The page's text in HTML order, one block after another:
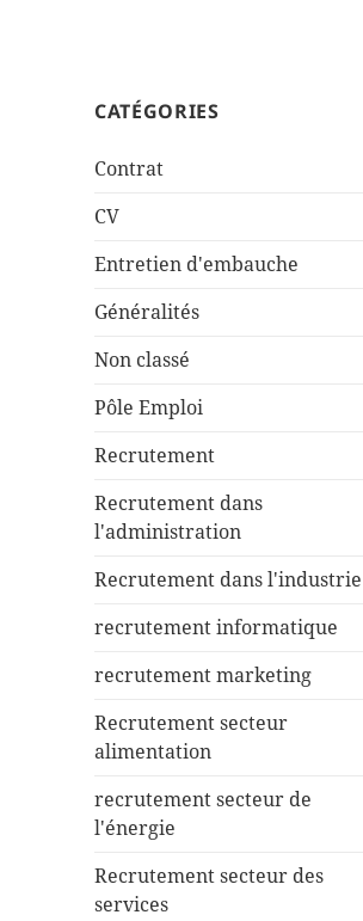
CATÉGORIES
Contrat
CV
Entretien d'embauche
Généralités
Non classé
Pôle Emploi
Recrutement
Recrutement dans
l'administration
Recrutement dans l'industrie
recrutement informatique
recrutement marketing
Recrutement secteur
alimentation
recrutement secteur de
l'énergie
Recrutement secteur des
services